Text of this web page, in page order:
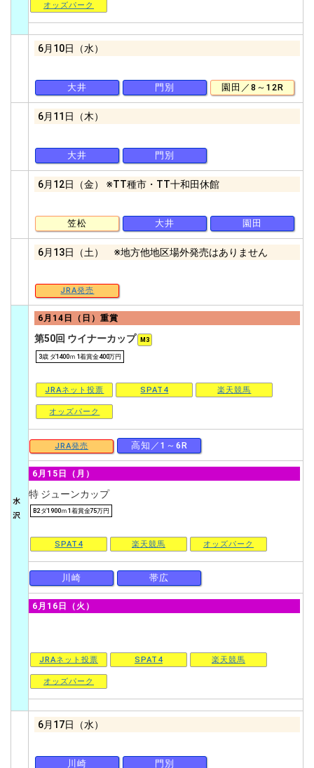
オッズパーク
6月10日（水）
大井 門別 園田／8～12R
6月11日（木）
大井 門別
6月12日（金） ※TT種市・TT十和田休館
笠松 大井 園田
6月13日（土） ※地方他地区場外発売はありません
JRA発売
6月14日（日）重賞
第50回 ウイナーカップ M3
3歳 ダ1400ｍ 1着賞金400万円
JRAネット投票 SPAT4 楽天競馬
オッズパーク
JRA発売 高知／1～6R
6月15日（月）
特 ジューンカップ
B2 ダ1900ｍ 1着賞金75万円
SPAT4 楽天競馬 オッズパーク
川崎 帯広
6月16日（火）
JRAネット投票 SPAT4 楽天競馬
オッズパーク
6月17日（水）
川崎 門別